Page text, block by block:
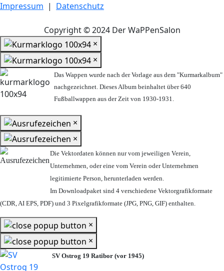
Impressum | Datenschutz
Copyright © 2024 Der WaPPenSalon
×
×
Das Wappen wurde nach der Vorlage aus dem "Kurmarkalbum"
nachgezeichnet. Dieses Album beinhaltet über 640
Fußballwappen aus der Zeit von 1930-1931.
×
×
Die Vektordaten können nur vom jeweiligen Verein,
Unternehmen, oder eine vom Verein oder Unternehmen
legitimierte Person, herunterladen werden.
Im Downloadpaket sind 4 verschiedene Vektorgrafikformate
(CDR, AI EPS, PDF) und 3 Pixelgrafikformate (JPG, PNG, GIF) enthalten.
×
×
SV Ostrog 19 Ratibor (vor 1945)